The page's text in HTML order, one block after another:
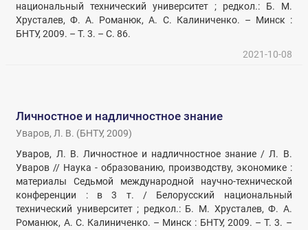
национальный технический университет ; редкол.: Б. М.
Хрусталев, Ф. А. Романюк, А. С. Калиниченко. – Минск :
БНТУ, 2009. – Т. 3. – С. 86.
2021-10-08
Личностное и надличностное знание
Уваров, Л. В. (БНТУ,2009)
Уваров, Л. В. Личностное и надличностное знание / Л. В.
Уваров // Наука - образованию, производству, экономике :
материалы Седьмой международной научно-технической
конференции : в 3 т. / Белорусский национальный
технический университет ; редкол.: Б. М. Хрусталев, Ф. А.
Романюк, А. С. Калиниченко. – Минск : БНТУ, 2009. – Т. 3. –